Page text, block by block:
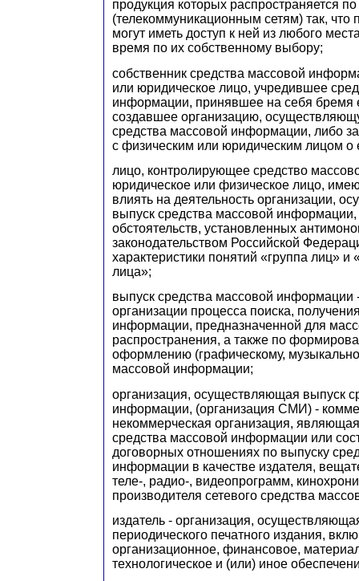
продукция которых распространяется
(телекоммуникационным сетям) так, что
могут иметь доступ к ней из любого
время по их собственному выбору;
собственник средства массовой
или юридическое лицо, учредившее
информации, принявшее на себя бремя
создавшее организацию,
средства массовой информации, либо
с физическим или юридическим лицом о
лицо, контролирующее средство
юридическое или физическое лицо,
влиять на деятельность организации,
выпуск средства массовой информации,
обстоятельств, установленных
законодательством Российской
характеристики понятий «группа лиц»
лица»;
выпуск средства массовой информации
организации процесса поиска,
информации, предназначенной для
распространения, а также по
оформлению (графическому,
массовой информации;
организация, осуществляющая выпуск
информации, (организация СМИ) -
некоммерческая организация,
средства массовой информации или
договорных отношениях по выпуску
информации в качестве издателя,
теле-, радио-, видеопрограмм,
производителя сетевого средства
издатель - организация,
периодического печатного издания,
организационное, финансовое,
технологическое и (или) иное